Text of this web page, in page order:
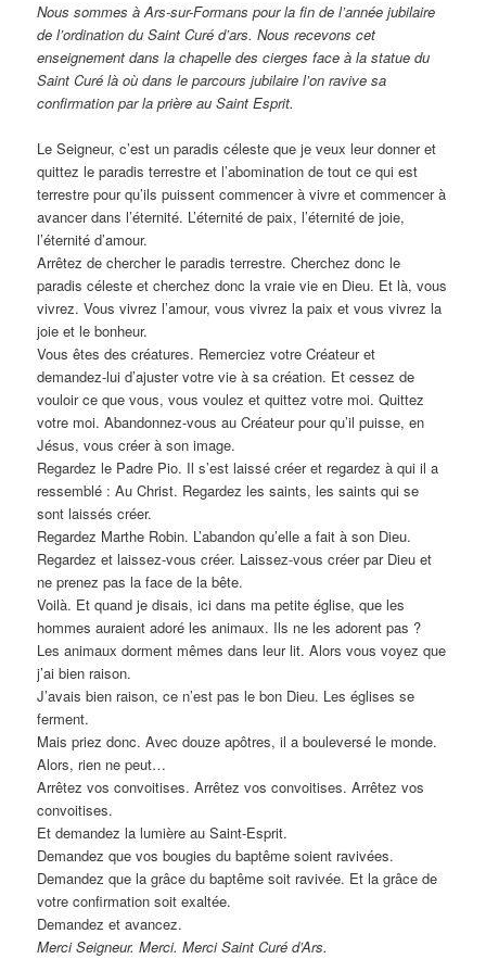
Nous sommes à Ars-sur-Formans pour la fin de l’année jubilaire
de l’ordination du Saint Curé d’ars. Nous recevons cet
enseignement dans la chapelle des cierges face à la statue du
Saint Curé là où dans le parcours jubilaire l’on ravive sa
confirmation par la prière au Saint Esprit.
Le Seigneur, c’est un paradis céleste que je veux leur donner et
quittez le paradis terrestre et l’abomination de tout ce qui est
terrestre pour qu’ils puissent commencer à vivre et commencer à
avancer dans l’éternité. L’éternité de paix, l’éternité de joie,
l’éternité d’amour.
Arrêtez de chercher le paradis terrestre. Cherchez donc le
paradis céleste et cherchez donc la vraie vie en Dieu. Et là, vous
vivrez. Vous vivrez l’amour, vous vivrez la paix et vous vivrez la
joie et le bonheur.
Vous êtes des créatures. Remerciez votre Créateur et
demandez-lui d’ajuster votre vie à sa création. Et cessez de
vouloir ce que vous, vous voulez et quittez votre moi. Quittez
votre moi. Abandonnez-vous au Créateur pour qu’il puisse, en
Jésus, vous créer à son image.
Regardez le Padre Pio. Il s’est laissé créer et regardez à qui il a
ressemblé : Au Christ. Regardez les saints, les saints qui se
sont laissés créer.
Regardez Marthe Robin. L’abandon qu’elle a fait à son Dieu.
Regardez et laissez-vous créer. Laissez-vous créer par Dieu et
ne prenez pas la face de la bête.
Voilà. Et quand je disais, ici dans ma petite église, que les
hommes auraient adoré les animaux. Ils ne les adorent pas ?
Les animaux dorment mêmes dans leur lit. Alors vous voyez que
j’ai bien raison.
J’avais bien raison, ce n’est pas le bon Dieu. Les églises se
ferment.
Mais priez donc. Avec douze apôtres, il a bouleversé le monde.
Alors, rien ne peut…
Arrêtez vos convoitises. Arrêtez vos convoitises. Arrêtez vos
convoitises.
Et demandez la lumière au Saint-Esprit.
Demandez que vos bougies du baptême soient ravivées.
Demandez que la grâce du baptême soit ravivée. Et la grâce de
votre confirmation soit exaltée.
Demandez et avancez.
Merci Seigneur. Merci. Merci Saint Curé d’Ars.